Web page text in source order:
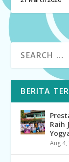
BERITA
Raih
Aug 4,